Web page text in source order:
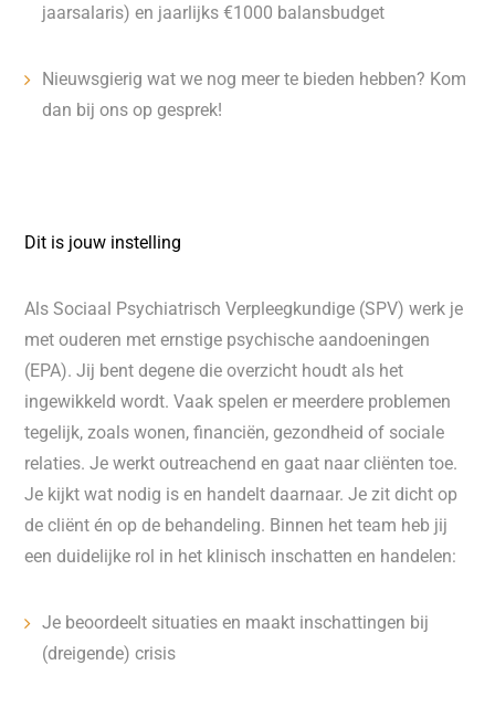
jaarsalaris) en jaarlijks €1000 balansbudget
Nieuwsgierig wat we nog meer te bieden hebben? Kom
dan bij ons op gesprek!
Dit is jouw instelling
Als Sociaal Psychiatrisch Verpleegkundige (SPV) werk je
met ouderen met ernstige psychische aandoeningen
(EPA). Jij bent degene die overzicht houdt als het
ingewikkeld wordt. Vaak spelen er meerdere problemen
tegelijk, zoals wonen, financiën, gezondheid of sociale
relaties. Je werkt outreachend en gaat naar cliënten toe.
Je kijkt wat nodig is en handelt daarnaar. Je zit dicht op
de cliënt én op de behandeling. Binnen het team heb jij
een duidelijke rol in het klinisch inschatten en handelen:
Je beoordeelt situaties en maakt inschattingen bij
(dreigende) crisis